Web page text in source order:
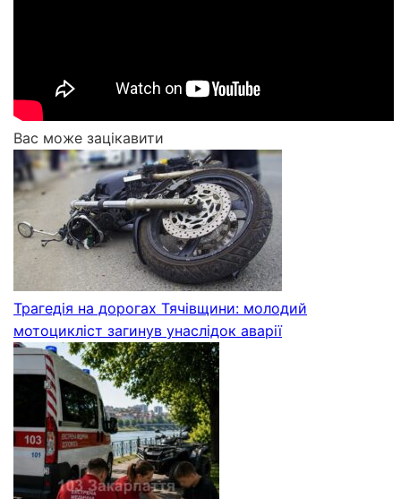
Вас може зацікавити
Трагедія на дорогах Тячівщини: молодий
мотоцикліст загинув унаслідок аварії